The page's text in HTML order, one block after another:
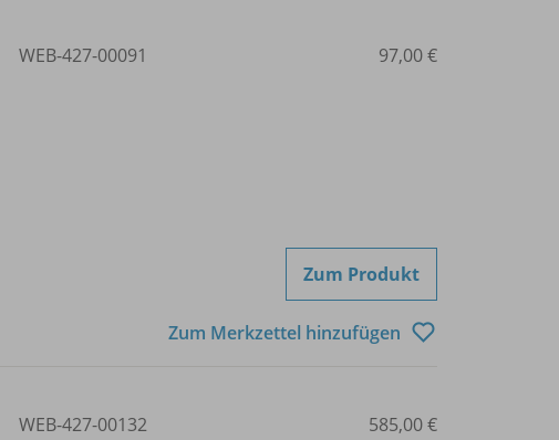
WEB-427-00091 97,00 €
Zum Produkt
Zum Merkzettel hinzufügen
WEB-427-00132 585,00 €